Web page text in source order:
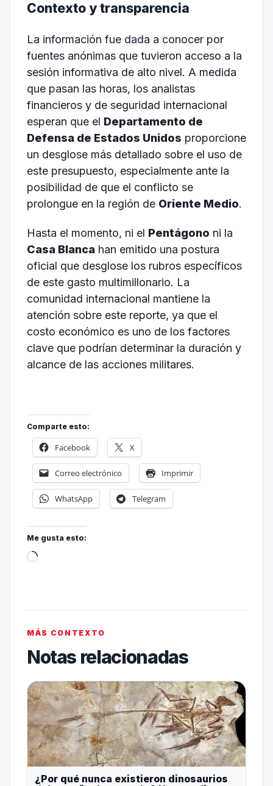
Contexto y transparencia
La información fue dada a conocer por
fuentes anónimas que tuvieron acceso a la
sesión informativa de alto nivel. A medida
que pasan las horas, los analistas
financieros y de seguridad internacional
esperan que el Departamento de
Defensa de Estados Unidos proporcione
un desglose más detallado sobre el uso de
este presupuesto, especialmente ante la
posibilidad de que el conflicto se
prolongue en la región de Oriente Medio.
Hasta el momento, ni el Pentágono ni la
Casa Blancahan emitido una postura
oficial que desglose los rubros específicos
de este gasto multimillonario. La
comunidad internacional mantiene la
atención sobre este reporte, ya que el
costo económico es uno de los factores
clave que podrían determinar la duración y
alcance de las acciones militares.
Comparte esto:
Facebook X
Correo electrónico Imprimir
WhatsApp Telegram
Me gusta esto:
MÁS CONTEXTO
Notas relacionadas
¿Por qué nunca existieron dinosaurios